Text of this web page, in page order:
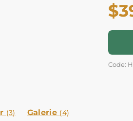
Code:
(3) Galerie (4)